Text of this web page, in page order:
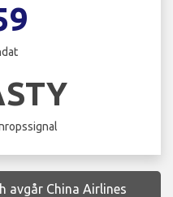
avgår China Airlines